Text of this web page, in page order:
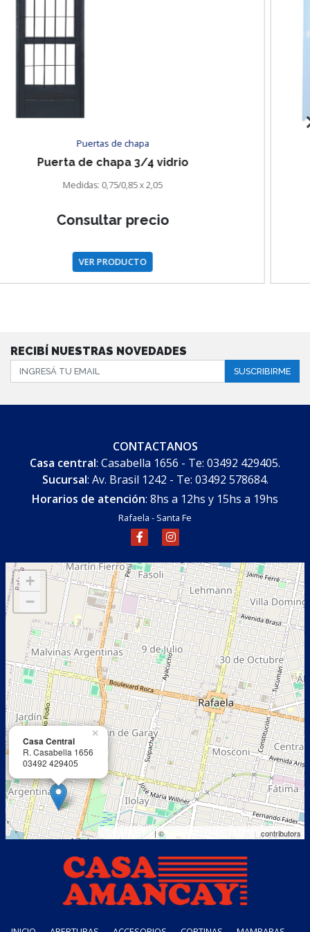
Puertas de aluminio
Puerta doble de aluminio
Medidas: 1,60 x 2,05
Consultar precio
VER PRODUCTO
RECIBÍ NUESTRAS NOVEDADES
SUSCRIBIRME
CONTACTANOS
Casa central: Casabella 1656 - Te: 03492 429405.
Sucursal: Av. Brasil 1242 - Te: 03492 578684.
Horarios de atención: 8hs a 12hs y 15hs a 19hs
Rafaela - Santa Fe
Casa Central
R. Casabella 1656
03492 429405
×
+
−
LEAFLET | © OPENSTREETMAP contributors